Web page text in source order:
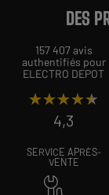
DES
157 407 avis
authentifiés pour
ELECTRO DEPOT
★★★★★
★★★★★
4,3
SERVICE APRÈS-
VENTE